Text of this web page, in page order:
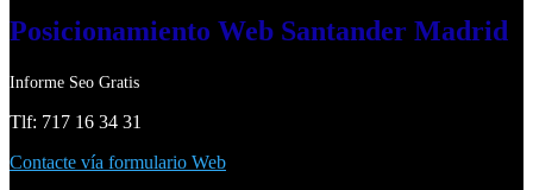
Posicionamiento Web Santander Madrid
Informe Seo Gratis
Tlf: 717 16 34 31
Contacte vía formulario Web